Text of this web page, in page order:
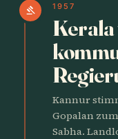
gavel 1957
Kerala
Kannur
Gopalan
Sabha.